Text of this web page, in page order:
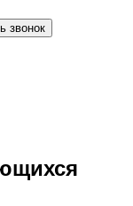
звонок